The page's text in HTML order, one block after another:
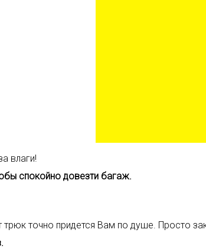
влаги!
спокойно довезти багаж.
трюк точно придется Вам по душе. Просто